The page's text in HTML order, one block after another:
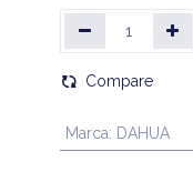
Compare
Marca: DAHUA